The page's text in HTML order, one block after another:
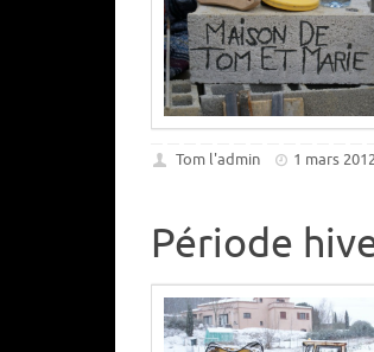
Tom l'admin 1 mars
Période